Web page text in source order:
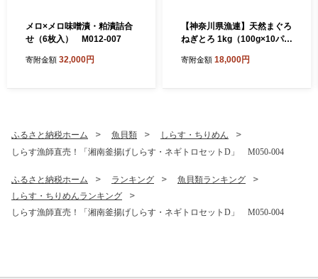
メロ×メロ味噌漬・粕漬詰合
せ（6枚入） M012-007
寄附金額 32,000円
【神奈川県漁連】天然まぐろ
ねぎとろ 1kg（100g×10パッ
015-02-12
寄附金額 18,000円
ふるさと納税ホーム 魚貝類
しらす・ちりめん
しらす漁師直売！「湘南釜揚げしらす・ネギトロセットD」 M050-004
ふるさと納税ホーム ランキング
魚貝類ランキング
しらす・ちりめんランキング
しらす漁師直売！「湘南釜揚げしらす・ネギトロセットD」 M050-004